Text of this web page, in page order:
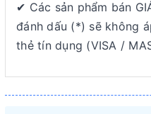
✔ Các sản phẩm bán
đánh dấu (*) sẽ không
thẻ tín dụng (VISA /